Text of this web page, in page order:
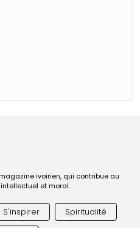
ivoirien, qui contribue au
et moral.
S'inspirer Spiritualité